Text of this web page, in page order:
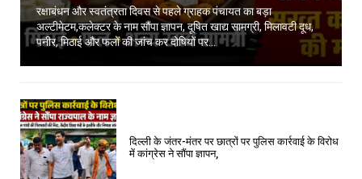
रक्षाबंधन और स्वतंत्रता दिवस से पहले ग्राहक पंचायत का बड़ा
अल्टीमेटम,कलेक्टर के नाम सौंपा ज्ञापन, दूषित खाद्य सामग्री, मिलावटी दूध,
पनीर, मिठाई और फलों की जांच कर दोषियों पर...
दिल्ली के जंतर-मंतर पर छात्रों पर पुलिस कार्रवाई के विरोध
में कांग्रेस ने सौंपा ज्ञापन,